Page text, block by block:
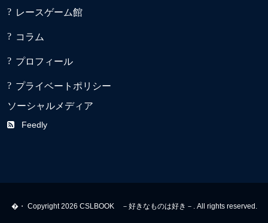
レースゲーム館
コラム
プロフィール
プライベートポリシー
ソーシャルメディア
Feedly
�・ Copyright 2026 CSLBOOK －好きなものは好き－. All rights reserved.